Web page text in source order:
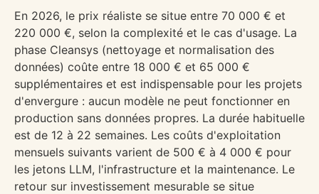
En 2026, le prix réaliste se situe entre 70 000 € et
220 000 €, selon la complexité et le cas d'usage. La
phase Cleansys (nettoyage et normalisation des
données) coûte entre 18 000 € et 65 000 €
supplémentaires et est indispensable pour les projets
d'envergure : aucun modèle ne peut fonctionner en
production sans données propres. La durée habituelle
est de 12 à 22 semaines. Les coûts d'exploitation
mensuels suivants varient de 500 € à 4 000 € pour
les jetons LLM, l'infrastructure et la maintenance. Le
retour sur investissement mesurable se situe